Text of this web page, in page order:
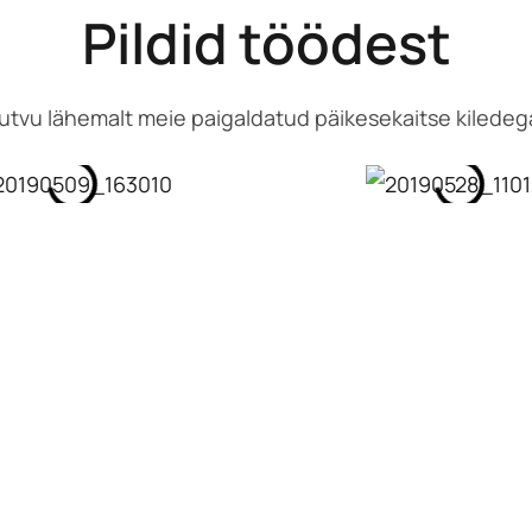
Pildid töödest
lähemalt meie paigaldatud päikesekaitse